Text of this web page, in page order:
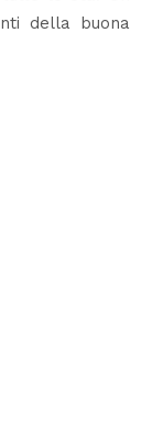
della buona